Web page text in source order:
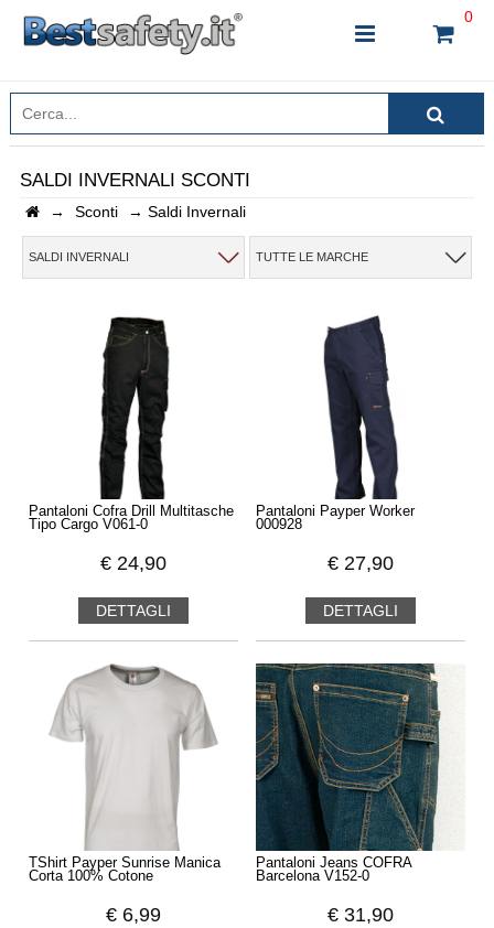
0
INSERISCI IL NOME DEL PRODOTTO CHE STAI
CERCANDO
SALDI INVERNALI SCONTI
→ Sconti → Saldi Invernali
SALDI INVERNALI TUTTE LE MARCHE
Pantaloni Cofra Drill Multitasche
Tipo Cargo V061-0
€ 24,90
DETTAGLI
Pantaloni Payper Worker
000928
€ 27,90
DETTAGLI
TShirt Payper Sunrise Manica
Corta 100% Cotone
€ 6,99
Pantaloni Jeans COFRA
Barcelona V152-0
€ 31,90